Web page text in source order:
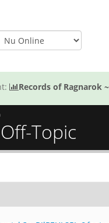
Records of Ragnarok
Topic